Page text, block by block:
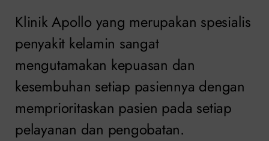
Klinik Apollo yang merupakan spesialis
penyakit kelamin sangat
mengutamakan kepuasan dan
kesembuhan setiap pasiennya dengan
memprioritaskan pasien pada setiap
pelayanan dan pengobatan.